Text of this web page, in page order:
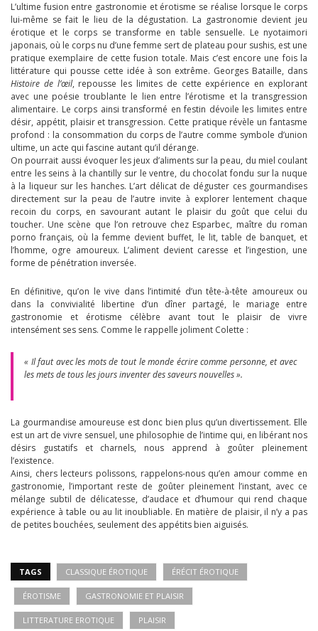
L’ultime fusion entre gastronomie et érotisme se réalise lorsque le corps
lui-même se fait le lieu de la dégustation. La gastronomie devient jeu
érotique et le corps se transforme en table sensuelle. Le nyotaimori
japonais, où le corps nu d’une femme sert de plateau pour sushis, est une
pratique exemplaire de cette fusion totale. Mais c’est encore une fois la
littérature qui pousse cette idée à son extrême. Georges Bataille, dans
Histoire de l’œil, repousse les limites de cette expérience en explorant
avec une poésie troublante le lien entre l’érotisme et la transgression
alimentaire. Le corps ainsi transformé en festin dévoile les limites entre
désir, appétit, plaisir et transgression. Cette pratique révèle un fantasme
profond : la consommation du corps de l’autre comme symbole d’union
ultime, un acte qui fascine autant qu’il dérange.
On pourrait aussi évoquer les jeux d’aliments sur la peau, du miel coulant
entre les seins à la chantilly sur le ventre, du chocolat fondu sur la nuque
à la liqueur sur les hanches. L’art délicat de déguster ces gourmandises
directement sur la peau de l’autre invite à explorer lentement chaque
recoin du corps, en savourant autant le plaisir du goût que celui du
toucher. Une scène que l’on retrouve chez Esparbec, maître du roman
porno français, où la femme devient buffet, le lit, table de banquet, et
l’homme, ogre amoureux. L’aliment devient caresse et l’ingestion, une
forme de pénétration inversée.
En définitive, qu’on le vive dans l’intimité d’un tête-à-tête amoureux ou
dans la convivialité libertine d’un dîner partagé, le mariage entre
gastronomie et érotisme célèbre avant tout le plaisir de vivre
intensément ses sens. Comme le rappelle joliment Colette :
« Il faut avec les mots de tout le monde écrire comme personne, et avec
les mets de tous les jours inventer des saveurs nouvelles ».
La gourmandise amoureuse est donc bien plus qu’un divertissement. Elle
est un art de vivre sensuel, une philosophie de l’intime qui, en libérant nos
désirs gustatifs et charnels, nous apprend à goûter pleinement
l’existence.
Ainsi, chers lecteurs polissons, rappelons-nous qu’en amour comme en
gastronomie, l’important reste de goûter pleinement l’instant, avec ce
mélange subtil de délicatesse, d’audace et d’humour qui rend chaque
expérience à table ou au lit inoubliable. En matière de plaisir, il n’y a pas
de petites bouchées, seulement des appétits bien aiguisés.
TAGS CLASSIQUE ÉROTIQUE ÉRÉCIT ÉROTIQUE
ÉROTISME GASTRONOMIE ET PLAISIR
LITTERATURE EROTIQUE PLAISIR